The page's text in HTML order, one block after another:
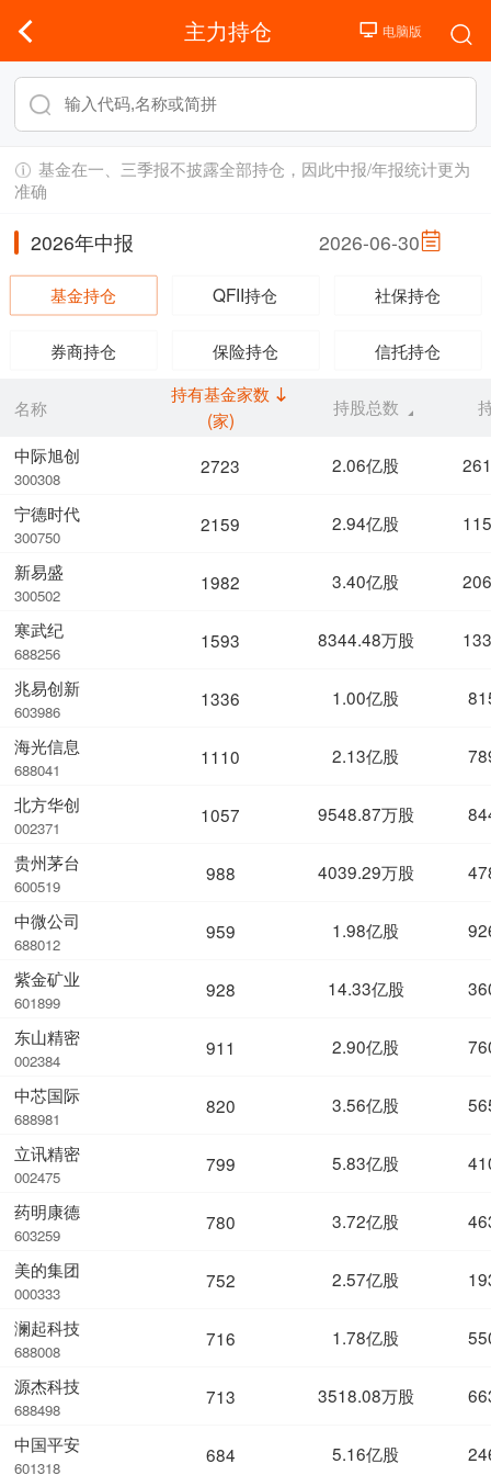
主力持仓
基金在一、三季报不披露全部持仓，因此中报/年报统计更为
准确
2026年中报 2026-06-30
基金持仓 QFII持仓 社保持仓
券商持仓 保险持仓 信托持仓
名称
中际旭创
300308
宁德时代
300750
新易盛
300502
寒武纪
688256
兆易创新
603986
海光信息
688041
北方华创
002371
贵州茅台
600519
中微公司
688012
紫金矿业
601899
东山精密
002384
中芯国际
688981
立讯精密
002475
药明康德
603259
美的集团
000333
澜起科技
688008
源杰科技
688498
中国平安
601318
持有基金家数
(家)
持股总数
2723 2.06亿股
2159 2.94亿股
1982 3.40亿股
1593 8344.48万股
1336 1.00亿股
1110 2.13亿股
1057 9548.87万股
988 4039.29万股
959 1.98亿股
928 14.33亿股
911 2.90亿股
820 3.56亿股
799 5.83亿股
780 3.72亿股
752 2.57亿股
716 1.78亿股
713 3518.08万股
684 5.16亿股